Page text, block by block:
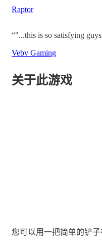
Raptor
“"...this is so satisfying
Vebv Gaming
关于此游戏
您可以用一把简单的铲